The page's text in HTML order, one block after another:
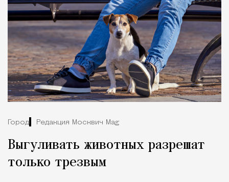
Город Редакция Москвич Mag
Выгуливать животных разрешат
только трезвым